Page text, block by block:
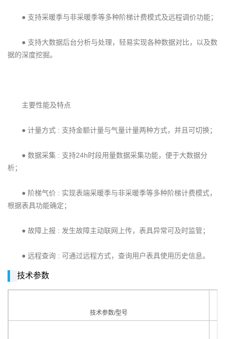
● 支持采暖季与非采暖季等多种阶梯计费模式及远程调价功能；
● 支持大数据后台分析与处理，轻易实现各种数据对比，以及数
据的深度挖掘。
主要性能及特点
● 计量方式 : 支持金额计量与气量计量两种方式，并且可切换；
● 数据采集 : 支持24h时段用量数据采集功能，便于大数据分
析；
● 阶梯气价 : 实现表端采暖季与非采暖季等多种阶梯计费模式，
根据表具功能确定；
● 故障上报 : 发生故障主动联网上传，表具异常可及时监管；
● 远程查询 : 可通过远程方式，查询用户表具使用历史信息。
技术参数
技术参数/型号